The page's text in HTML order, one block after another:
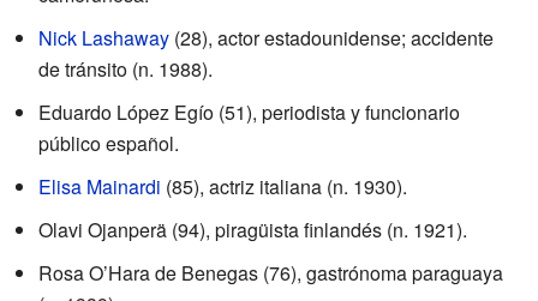
Nick Lashaway (28), actor estadounidense; accidente
de tránsito (n. 1988).
Eduardo López Egío (51), periodista y funcionario
público español.
Elisa Mainardi (85), actriz italiana (n. 1930).
Olavi Ojanperä (94), piragüista finlandés (n. 1921).
Rosa O’Hara de Benegas (76), gastrónoma paraguaya